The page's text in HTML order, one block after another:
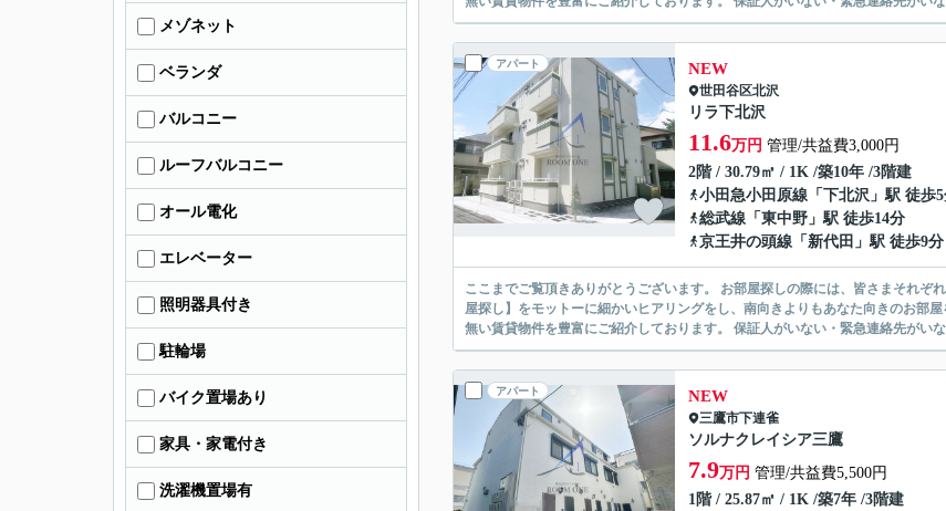
アパート NEW
世田谷区北沢
リラ下北沢
11.6万円 管理/共益費3,000円
2階 / 30.79㎡ / 1K /築10年 /3階建
小田急小田原線 「 下北沢 」駅 徒歩
総武線 「 東中野 」駅 徒歩14分
京王井の頭線 「 新代田 」駅 徒歩9分
ここまでご覧頂きありがとうございます。 お部屋探しの際には、皆さまそれぞれこだわりの条件があると思いますが、当社では【あなたに１番のお部
屋探し】をモットーに細かいヒアリングをし、南向きよりもあなた向きのお部屋をご提案いたします。 シングル物件
無い賃貸物件を豊富にご紹介しております。 保証人が
アパート NEW
三鷹市下連雀
ソルナクレイシア三鷹
7.9万円 管理/共益費5,500円
1階 / 25.87㎡ / 1K /築7年 /3階建
メゾネット
ベランダ
バルコニー
ルーフバルコニー
オール電化
エレベーター
照明器具付き
駐輪場
バイク置場あり
家具・家電付き
洗濯機置場有